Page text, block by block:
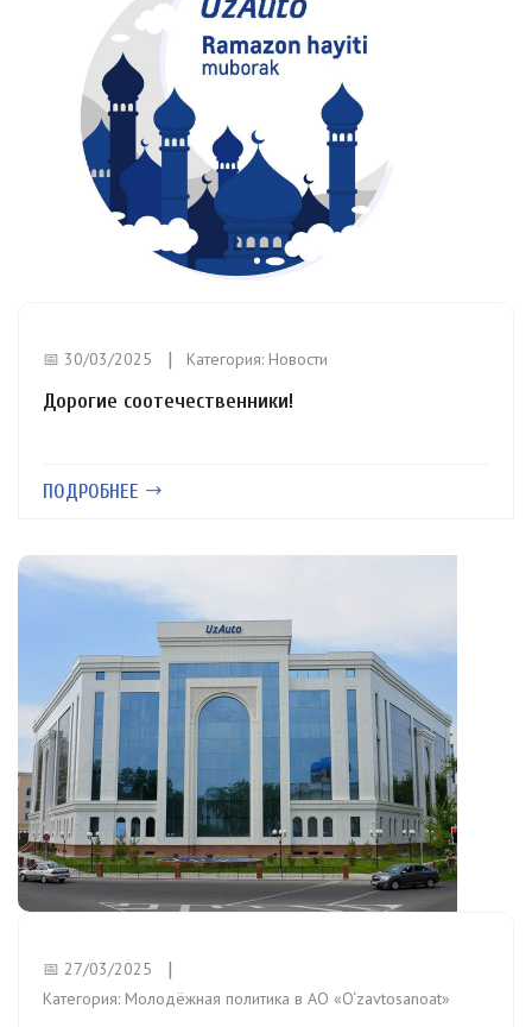
📅 30/03/2025 Категория: Новости
Дорогие соотечественники!
ПОДРОБНЕЕ
📅 27/03/2025
Категория: Молодёжная политика в АО «O‘zavtosanoat»